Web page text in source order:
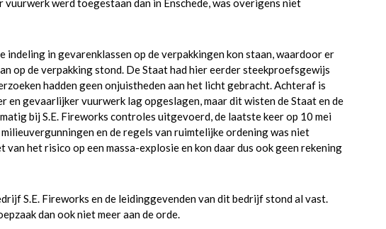
werd toegestaan dan in Enschede, was overigens niet
in gevarenklassen op de verpakkingen kon staan, waardoor er
op de verpakking stond. De Staat had hier eerder steekproefsgewijs
hadden geen onjuistheden aan het licht gebracht. Achteraf is
en gevaarlijker vuurwerk lag opgeslagen, maar dit wisten de Staat en de
bij S.E. Fireworks controles uitgevoerd, de laatste keer op 10 mei
en de regels van ruimtelijke ordening was niet
het risico op een massa-explosie en kon daar dus ook geen rekening
S.E. Fireworks en de leidinggevenden van dit bedrijf stond al vast.
dan ook niet meer aan de orde.